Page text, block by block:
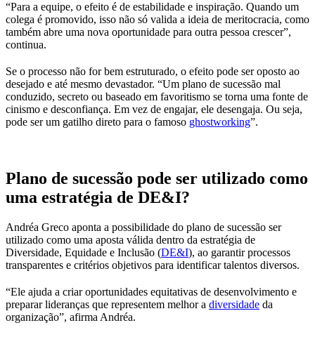
“Para a equipe, o efeito é de estabilidade e inspiração. Quando um
colega é promovido, isso não só valida a ideia de meritocracia, como
também abre uma nova oportunidade para outra pessoa crescer”,
continua.
Se o processo não for bem estruturado, o efeito pode ser oposto ao
desejado e até mesmo devastador. “Um plano de sucessão mal
conduzido, secreto ou baseado em favoritismo se torna uma fonte de
cinismo e desconfiança. Em vez de engajar, ele desengaja. Ou seja,
pode ser um gatilho direto para o famoso ghostworking”.
Plano de sucessão pode ser utilizado como
uma estratégia de DE&I?
Andréa Greco aponta a possibilidade do plano de sucessão ser
utilizado como uma aposta válida dentro da estratégia de
Diversidade, Equidade e Inclusão (DE&I), ao garantir processos
transparentes e critérios objetivos para identificar talentos diversos.
“Ele ajuda a criar oportunidades equitativas de desenvolvimento e
preparar lideranças que representem melhor a diversidade da
organização”, afirma Andréa.